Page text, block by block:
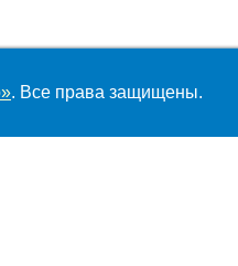
. Все права защищены.